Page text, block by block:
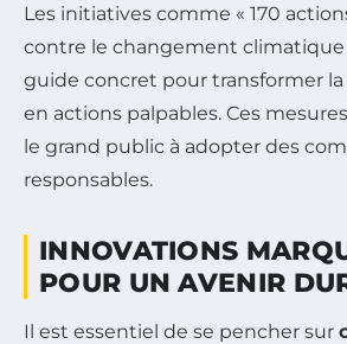
Les initiatives comme « 170
contre le changement climatique
guide concret pour transformer la
en actions palpables. Ces
le grand public à adopter des
responsables.
INNOVATIONS
POUR UN AVENIR
Il est essentiel de se pencher sur